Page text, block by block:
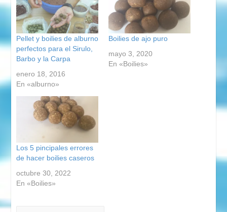
Pellet y boilies de alburno
perfectos para el Sirulo,
Barbo y la Carpa
enero 18, 2016
En «alburno»
Boilies de ajo puro
mayo 3, 2020
En «Boilies»
Los 5 pincipales errores
de hacer boilies caseros
octubre 30, 2022
En «Boilies»